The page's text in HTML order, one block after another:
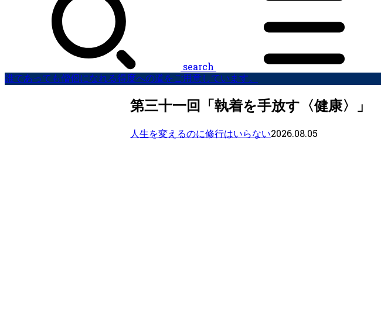
search
誰であっても僧侶になれる得度への道をご用意しています。
第三十一回「執着を手放す〈健康〉」
人生を変えるのに修行はいらない2026.08.05